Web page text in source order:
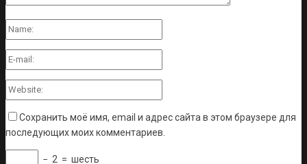
Сохранить моё имя, email и адрес сайта в этом браузере для
последующих моих комментариев.
− 2 = шесть